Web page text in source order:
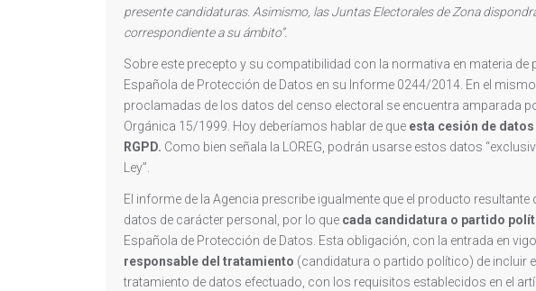
presente candidaturas. Asimismo, las Juntas Electorales de Zona
correspondiente a su ámbito”.
Sobre este precepto y su compatibilidad con la normativa en materia
Española de Protección de Datos en su Informe 0244/2014. En el
proclamadas de los datos del censo electoral se encuentra amparada
Orgánica 15/1999. Hoy deberíamos hablar de que esta cesión de datos
RGPD. Como bien señala la LOREG, podrán usarse estos datos
Ley”.
El informe de la Agencia prescribe igualmente que el producto
datos de carácter personal, por lo que cada candidatura o partido
Española de Protección de Datos. Esta obligación, con la entrada en
responsable del tratamiento (candidatura o partido político) de incluir
tratamiento de datos efectuado, con los requisitos establecidos en el